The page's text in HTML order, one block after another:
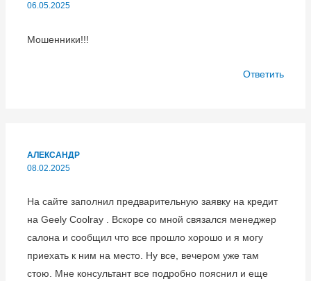
06.05.2025
Мошенники!!!
Ответить
АЛЕКСАНДР
08.02.2025
На сайте заполнил предварительную заявку на кредит
на Geely Coolray . Вскоре со мной связался менеджер
салона и сообщил что все прошло хорошо и я могу
приехать к ним на место. Ну все, вечером уже там
стою. Мне консультант все подробно пояснил и еще